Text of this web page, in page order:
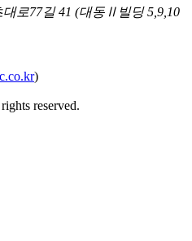
로77길 41 (대동Ⅱ빌딩 5,9,10
)
reserved.